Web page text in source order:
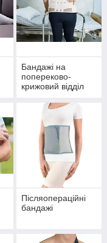
Бандажі на
попереково-
крижовий відділ
Післяопераційні
бандажі